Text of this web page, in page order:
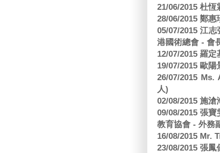
21/06/2015 杜
28/06/2015 鄭
05/07/2015 江
港國術總會 - 會
12/07/2015 羅
19/07/2015 歐
26/07/2015
人)
02/08/2015 施
09/08/2015 張
教育協會 - 外務
16/08/2015 Mr.
23/08/2015 張